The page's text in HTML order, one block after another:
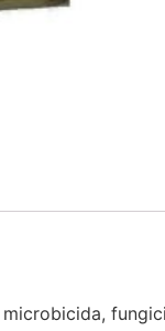
microbicida,